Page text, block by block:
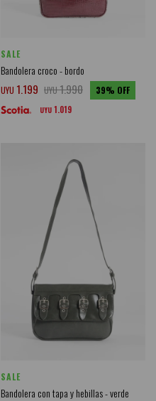
SALE
Bandolera croco - bordo
UYU 1.199 UYU1.990 39
UYU 1.019
SALE
Bandolera con tapa y hebillas - verde